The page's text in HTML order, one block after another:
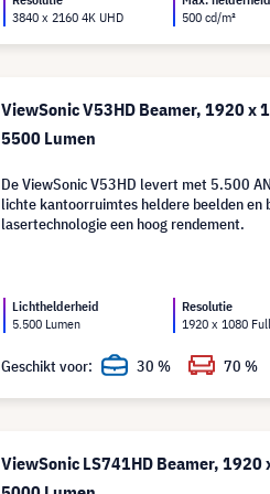
3840 x 2160 4K UHD
500 cd/m²
ViewSonic V53HD Beamer, 1920 x
5500 Lumen
De ViewSonic V53HD levert met 5.500
lichte kantoorruimtes heldere beelden en
lasertechnologie een hoog rendement.
Lichthelderheid
5.500 Lumen
Resolutie
1920 x 1080
Geschikt voor: 30 % 70 %
ViewSonic LS741HD Beamer, 1920